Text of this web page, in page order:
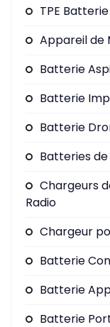
TPE Batterie
Appareil de
Batterie
Batterie
Batterie
Batteries
Chargeurs
Radio
Chargeur
Batterie
Batterie
Batterie